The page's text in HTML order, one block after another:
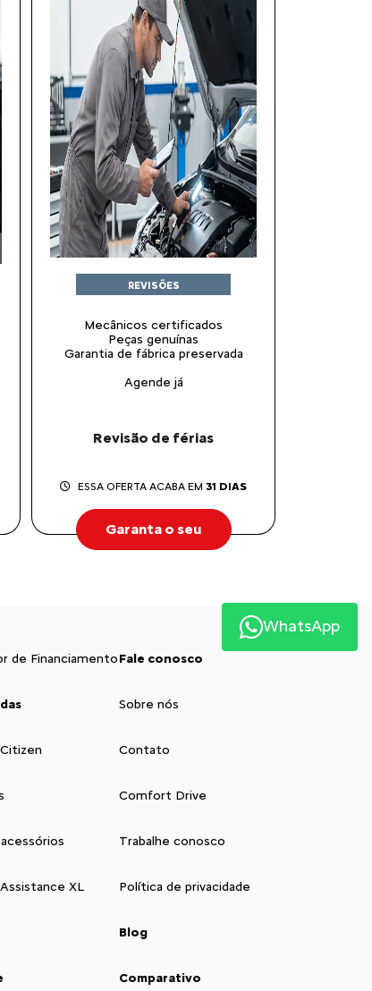
Revisão de férias
REVISÕES
Mecânicos certificados
Peças genuínas
Garantia de fábrica preservada
Agende já
ESSA OFERTA ACABA EM 31 DIAS
Garanta o seu
de Financiamento
XL
Fale conosco
Sobre nós
Contato
Comfort Drive
Trabalhe conosco
Política de privacidade
Blog
Comparativo
WhatsApp